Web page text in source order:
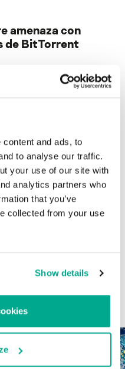
and ads, to
to analyse our traffic.
your use of our site with
analytics partners who
that you’ve
collected from your use
Show details
amenaza con
de BitTorrent
electrónico *